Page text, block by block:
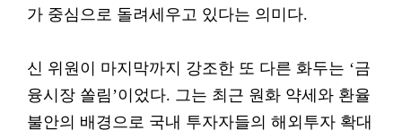
가 중심으로 돌려세우고 있다는 의미다.
신 위원이 마지막까지 강조한 또 다른 화두는 ‘금
융시장 쏠림’이었다. 그는 최근 원화 약세와 환율
불안의 배경으로 국내 투자자들의 해외투자 확대